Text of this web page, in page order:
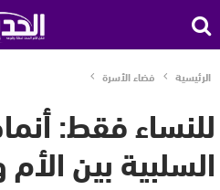
الرئيسية فضاء الأسرة
للنساء فقط:
السلبية بين